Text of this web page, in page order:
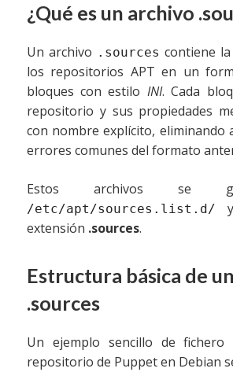
¿Qué es un archivo
Un archivo .sources contiene
los repositorios APT en un
bloques con estilo INI. Cada
repositorio y sus propiedades
con nombre explícito, eliminando
errores comunes del formato
Estos archivos se
/etc/apt/sources.list.d/
extensión .sources.
Estructura básica de
.sources
Un ejemplo sencillo de
repositorio de Puppet en Debian